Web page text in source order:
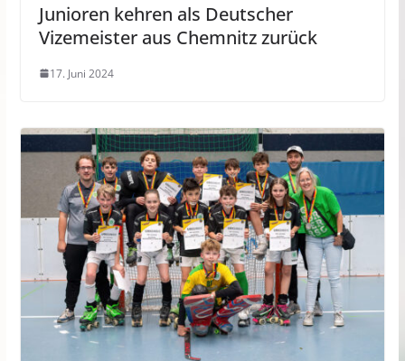
Junioren kehren als Deutscher
Vizemeister aus Chemnitz zurück
17. Juni 2024